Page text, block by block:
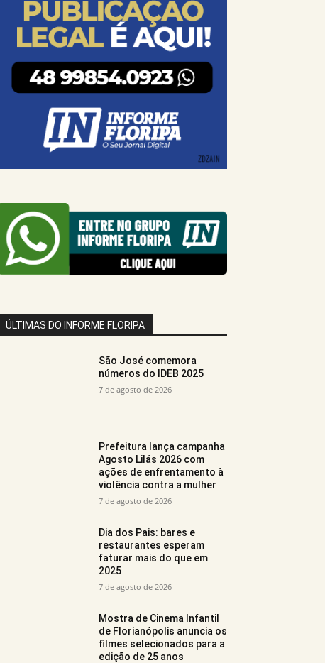
ÚLTIMAS DO INFORME FLORIPA
São José comemora
números do IDEB 2025
7 de agosto de 2026
Prefeitura lança campanha
Agosto Lilás 2026 com
ações de enfrentamento à
violência contra a mulher
7 de agosto de 2026
Dia dos Pais: bares e
restaurantes esperam
faturar mais do que em
2025
7 de agosto de 2026
Mostra de Cinema Infantil
de Florianópolis anuncia os
filmes selecionados para a
edição de 25 anos